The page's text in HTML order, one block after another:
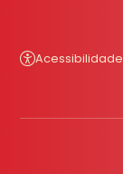
Acessibilidade